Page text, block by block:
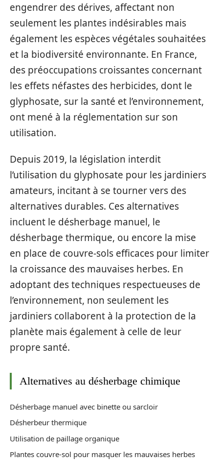
engendrer des dérives, affectant non
seulement les plantes indésirables mais
également les espèces végétales souhaitées
et la biodiversité environnante. En France,
des préoccupations croissantes concernant
les effets néfastes des herbicides, dont le
glyphosate, sur la santé et l’environnement,
ont mené à la réglementation sur son
utilisation.
Depuis 2019, la législation interdit
l’utilisation du glyphosate pour les jardiniers
amateurs, incitant à se tourner vers des
alternatives durables. Ces alternatives
incluent le désherbage manuel, le
désherbage thermique, ou encore la mise
en place de couvre-sols efficaces pour limiter
la croissance des mauvaises herbes. En
adoptant des techniques respectueuses de
l’environnement, non seulement les
jardiniers collaborent à la protection de la
planète mais également à celle de leur
propre santé.
Alternatives au désherbage chimique
Désherbage manuel avec binette ou sarcloir
Désherbeur thermique
Utilisation de paillage organique
Plantes couvre-sol pour masquer les mauvaises herbes